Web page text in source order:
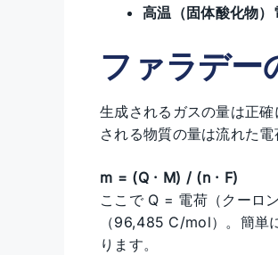
高温（固体酸化物）
ファラデー
生成されるガスの量は正
される物質の量は流れた電
m = (Q · M) / (n · F)
ここで Q = 電荷（クーロ
（96,485 C/mol）。簡単
ります。